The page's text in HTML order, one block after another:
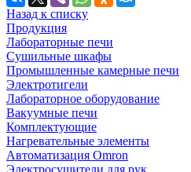
Назад к списку
Продукция
Лабораторные печи
Сушильные шкафы
Промышленные камерные печи
Электротигели
Лабораторное оборудование
Вакуумные печи
Комплектующие
Нагревательные элементы
Автоматизация Omron